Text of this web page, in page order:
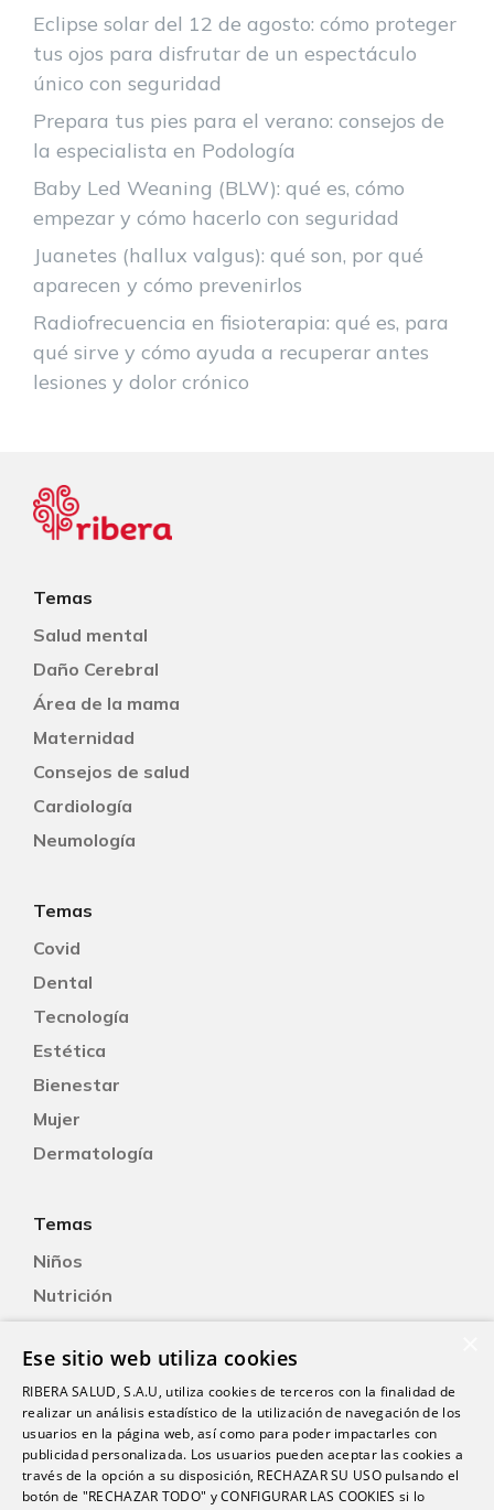
Eclipse solar del 12 de agosto: cómo proteger
tus ojos para disfrutar de un espectáculo
único con seguridad
Prepara tus pies para el verano: consejos de
la especialista en Podología
Baby Led Weaning (BLW): qué es, cómo
empezar y cómo hacerlo con seguridad
Juanetes (hallux valgus): qué son, por qué
aparecen y cómo prevenirlos
Radiofrecuencia en fisioterapia: qué es, para
qué sirve y cómo ayuda a recuperar antes
lesiones y dolor crónico
Temas
Salud mental
Daño Cerebral
Área de la mama
Maternidad
Consejos de salud
Cardiología
Neumología
Temas
Covid
Dental
Tecnología
Estética
Bienestar
Mujer
Dermatología
Temas
Niños
Nutrición
Salud Sexual
Oftalmología
Otorrinolaringología
Oncología
Fisioterapia
Ese sitio web utiliza cookies
RIBERA SALUD, S.A.U, utiliza cookies de terceros con la finalidad de
realizar un análisis estadístico de la utilización de navegación de los
usuarios en la página web, así como para poder impactarles con
publicidad personalizada. Los usuarios pueden aceptar las cookies a
través de la opción a su disposición, RECHAZAR SU USO pulsando el
botón de "RECHAZAR TODO" y CONFIGURAR LAS COOKIES si lo